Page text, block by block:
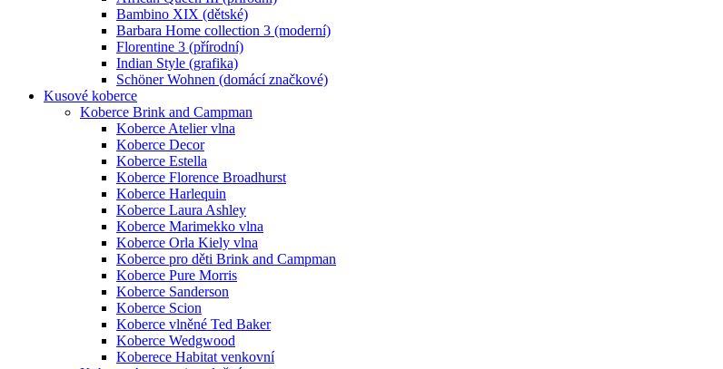
Bambino XIX (dětské)
Barbara Home collection 3 (moderní)
Florentine 3 (přírodní)
Indian Style (grafika)
Schöner Wohnen (domácí značkové)
Kusové koberce
Koberce Brink and Campman
Koberce Atelier vlna
Koberce Decor
Koberce Estella
Koberce Florence Broadhurst
Koberce Harlequin
Koberce Laura Ashley
Koberce Marimekko vlna
Koberce Orla Kiely vlna
Koberce pro děti Brink and Campman
Koberce Pure Morris
Koberce Sanderson
Koberce Scion
Koberce vlněné Ted Baker
Koberce Wedgwood
Koberece Habitat venkovní